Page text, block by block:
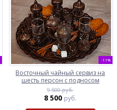
-11%
Восточный чайный сервиз на
шесть персон с подносом
9 500 руб.
8 500 руб.